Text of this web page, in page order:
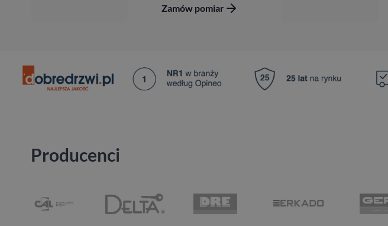
Zamów pomiar
Producenci